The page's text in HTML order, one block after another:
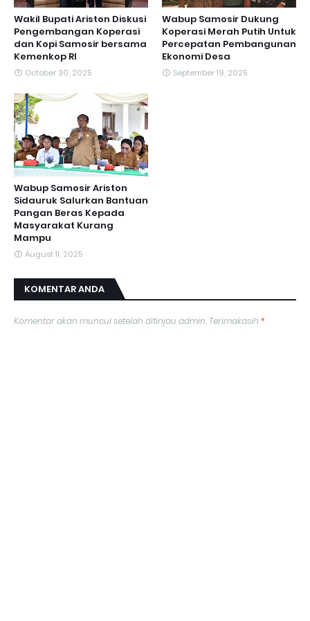
Wakil Bupati Ariston Diskusi
Pengembangan Koperasi
dan Kopi Samosir bersama
Kemenkop RI
October 30, 2025
Wabup Samosir Dukung
Koperasi Merah Putih Untuk
Percepatan Pembangunan
Ekonomi Desa
September 19, 2025
Wabup Samosir Ariston
Sidauruk Salurkan Bantuan
Pangan Beras Kepada
Masyarakat Kurang
Mampu
August 11, 2025
KOMENTAR ANDA
Komentar akan muncul setelah ditinjau admin. Terimakasih *